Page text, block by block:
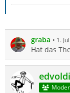
graba 1.
Hat das
edvoldi